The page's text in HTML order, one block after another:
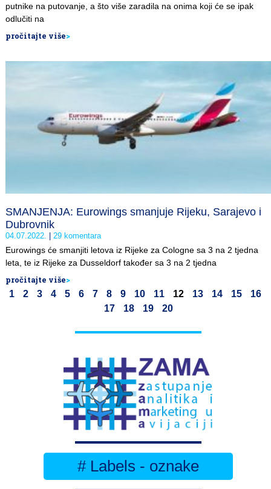
putnike na putovanje, a što više zaradila na onima koji će se ipak
odlučiti na
pročitajte više>
SMANJENJA: Eurowings smanjuje Rijeku, Sarajevo i
Dubrovnik
04.07.2022. 29 komentara
Eurowings će smanjiti letova iz Rijeke za Cologne sa 3 na 2 tjedna
leta, te iz Rijeke za Dusseldorf također sa 3 na 2 tjedna
pročitajte više>
1 2 3 4 5 6 7 8 9 10 11 12 13 14 15
16
17
18 19 20
# Labels - oznake